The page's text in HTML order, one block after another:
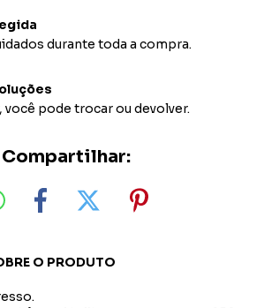
durante toda a compra.
você pode trocar ou devolver.
Compartilhar:
O PRODUTO